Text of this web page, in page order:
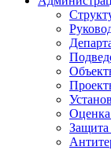
Оценка
Защита